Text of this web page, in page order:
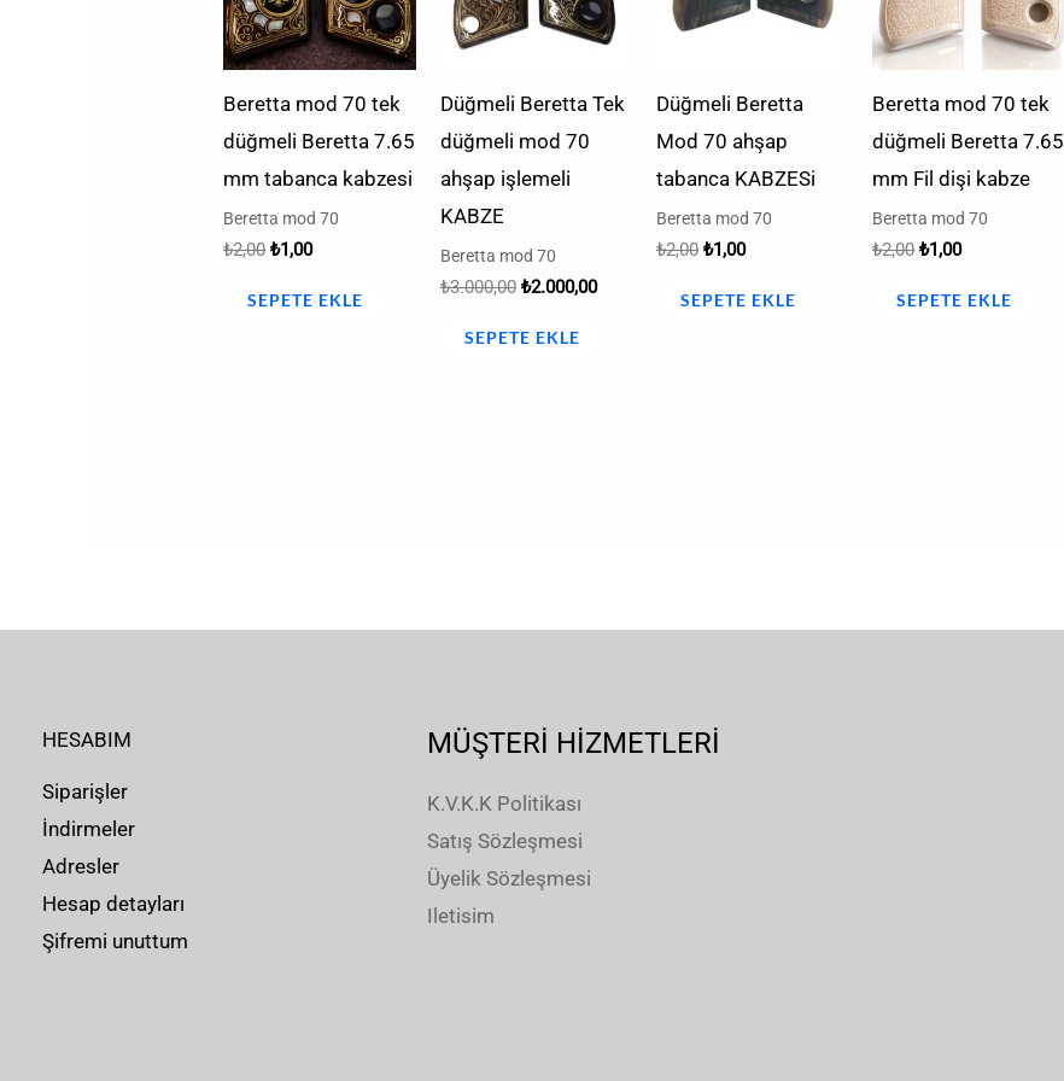
Beretta mod 70 tek
düğmeli Beretta 7.65
mm tabanca kabzesi
Beretta mod 70
₺2,00 ₺1,00
SEPETE EKLE
Düğmeli Beretta Tek
düğmeli mod 70
ahşap işlemeli
KABZE
Beretta mod 70
₺3.000,00 ₺2.000,00
SEPETE EKLE
Düğmeli Beretta
Mod 70 ahşap
tabanca KABZESi
Beretta mod 70
₺2,00 ₺1,00
SEPETE EKLE
Beretta mod 70 tek
düğmeli Beretta 7.65
mm Fil dişi kabze
Beretta mod 70
₺2,00 ₺1,00
SEPETE EKLE
HESABIM
Siparişler
İndirmeler
Adresler
Hesap detayları
Şifremi unuttum
MÜŞTERİ HİZMETLERİ
K.V.K.K Politikası
Satış Sözleşmesi
Üyelik Sözleşmesi
Iletisim